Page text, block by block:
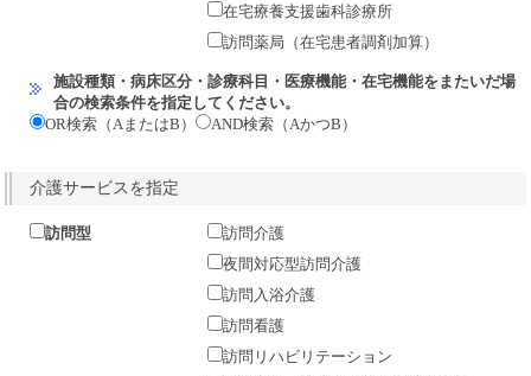
在宅療養支援歯科診療所
訪問薬局（在宅患者調剤加算）
施設種類・病床区分・診療科目・医療機能・在宅機能をまたいだ場
合の検索条件を指定してください。
OR検索（AまたはB）
AND検索（AかつB）
介護サービスを指定
訪問型
訪問介護
夜間対応型訪問介護
訪問入浴介護
訪問看護
訪問リハビリテーション